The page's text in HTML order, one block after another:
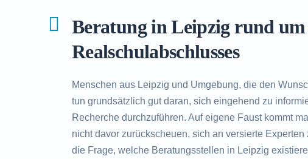
Beratung in Leipzig rund um
Realschulabschlusses
Menschen aus Leipzig und Umgebung, die den
tun grundsätzlich gut daran, sich eingehend zu
Recherche durchzuführen. Auf eigene Faust kommt
nicht davor zurückscheuen, sich an versierte
die Frage, welche Beratungsstellen in Leipzig